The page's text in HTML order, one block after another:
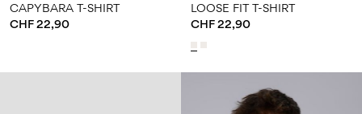
CAPYBARA T-SHIRT
CHF 22,90
LOOSE FIT T-SHIRT
CHF 22,90